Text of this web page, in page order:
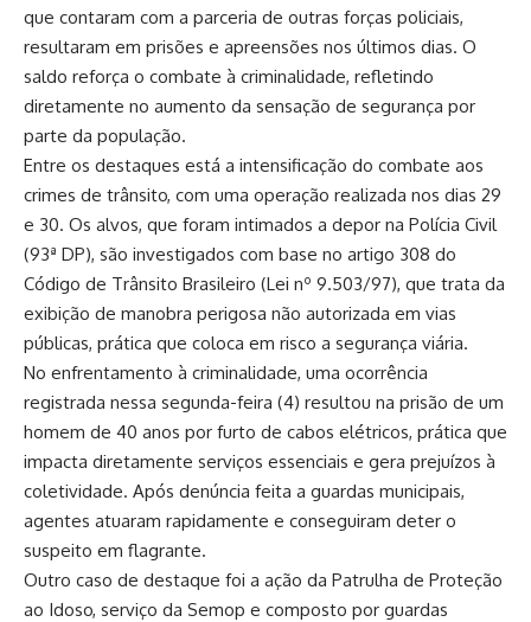
que contaram com a parceria de outras forças policiais,
resultaram em prisões e apreensões nos últimos dias. O
saldo reforça o combate à criminalidade, refletindo
diretamente no aumento da sensação de segurança por
parte da população.
Entre os destaques está a intensificação do combate aos
crimes de trânsito, com uma operação realizada nos dias 29
e 30. Os alvos, que foram intimados a depor na Polícia Civil
(93ª DP), são investigados com base no artigo 308 do
Código de Trânsito Brasileiro (Lei nº 9.503/97), que trata da
exibição de manobra perigosa não autorizada em vias
públicas, prática que coloca em risco a segurança viária.
No enfrentamento à criminalidade, uma ocorrência
registrada nessa segunda-feira (4) resultou na prisão de um
homem de 40 anos por furto de cabos elétricos, prática que
impacta diretamente serviços essenciais e gera prejuízos à
coletividade. Após denúncia feita a guardas municipais,
agentes atuaram rapidamente e conseguiram deter o
suspeito em flagrante.
Outro caso de destaque foi a ação da Patrulha de Proteção
ao Idoso, serviço da Semop e composto por guardas